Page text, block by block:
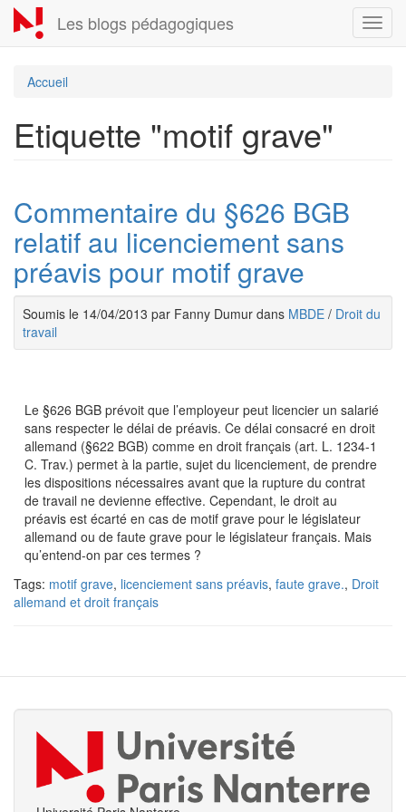
Aller
au
contenu
Les blogs pédagogiques
Accueil
Etiquette "motif grave"
Commentaire du §626 BGB
relatif au licenciement sans
préavis pour motif grave
Soumis le 14/04/2013 par Fanny Dumur dans MBDE / Droit du
travail
Le §626 BGB prévoit que l’employeur peut licencier un salarié
sans respecter le délai de préavis. Ce délai consacré en droit
allemand (§622 BGB) comme en droit français (art. L. 1234-1
C. Trav.) permet à la partie, sujet du licenciement, de prendre
les dispositions nécessaires avant que la rupture du contrat
de travail ne devienne effective. Cependant, le droit au
préavis est écarté en cas de motif grave pour le législateur
allemand ou de faute grave pour le législateur français. Mais
qu’entend-on par ces termes ?
Tags: motif grave, licenciement sans préavis, faute grave., Droit
allemand et droit français